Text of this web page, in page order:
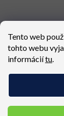
Tento web
tohto webu
informáciítu
Dizajnová
Dostupné